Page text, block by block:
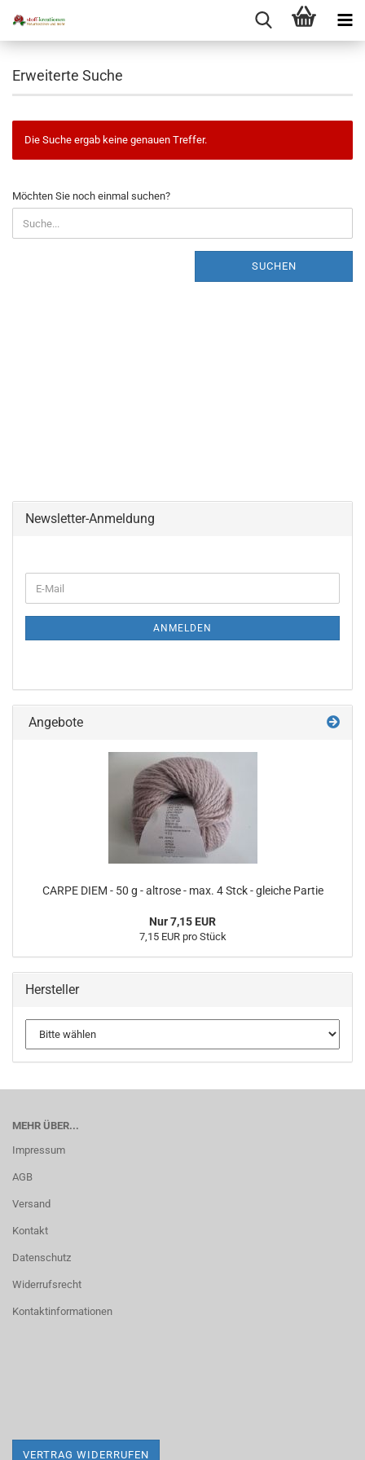
Erweiterte Suche
Die Suche ergab keine genauen Treffer.
MÖCHTEN
SIE
NOCH
EINMAL
Möchten Sie noch einmal suchen?
SUCHEN
Newsletter-Anmeldung
ZUR
E-
Mail
ANMELDEN
Angebote
CARPE DIEM - 50 g - altrose - max. 4 Stck - gleiche Partie
Nur 7,15 EUR
7,15 EUR pro Stück
Hersteller
MEHR ÜBER...
Impressum
AGB
Versand
Kontakt
Datenschutz
Widerrufsrecht
Kontaktinformationen
VERTRAG WIDERRUFEN